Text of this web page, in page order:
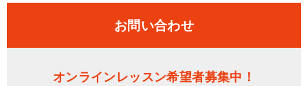
ビ
お問い合わせ
オンラインレッスン希望者募集中！